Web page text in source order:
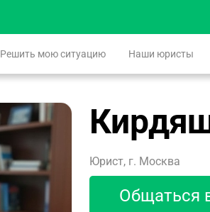
Решить мою ситуацию Наши юристы
Юрист, г. Москва
Общаться